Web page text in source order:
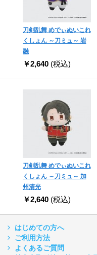
刀剣乱舞 めでぃぬいこれ
くしょん ～刀ミュ～ 岩
融
￥2,640 (税込)
刀剣乱舞 めでぃぬいこれ
くしょん ～刀ミュ～ 加
州清光
￥2,640 (税込)
はじめての方へ
ご利用方法
よくあるご質問